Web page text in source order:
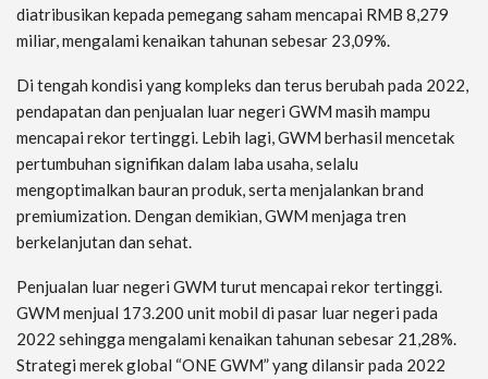
diatribusikan kepada pemegang saham mencapai RMB 8,279
miliar, mengalami kenaikan tahunan sebesar 23,09%.
Di tengah kondisi yang kompleks dan terus berubah pada 2022,
pendapatan dan penjualan luar negeri GWM masih mampu
mencapai rekor tertinggi. Lebih lagi, GWM berhasil mencetak
pertumbuhan signifikan dalam laba usaha, selalu
mengoptimalkan bauran produk, serta menjalankan brand
premiumization. Dengan demikian, GWM menjaga tren
berkelanjutan dan sehat.
Penjualan luar negeri GWM turut mencapai rekor tertinggi.
GWM menjual 173.200 unit mobil di pasar luar negeri pada
2022 sehingga mengalami kenaikan tahunan sebesar 21,28%.
Strategi merek global “ONE GWM” yang dilansir pada 2022